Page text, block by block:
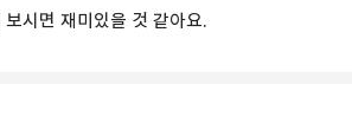
보시면 재미있을 것 같아요.